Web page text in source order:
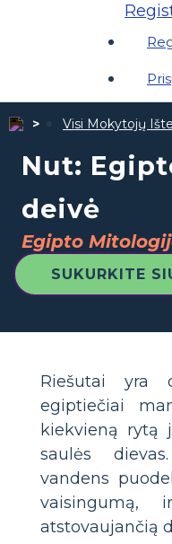
Visi Mokytojų
Nut:
deivė
Egipto
SUKURKITE
Riešutai yra
egiptiečiai
kiekvieną rytą
saulės
vandens
vaisingumą,
atstovaujančią